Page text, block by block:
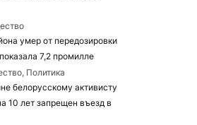
умер от передозировки
7,2 промилле
Политика
белорусскому активисту
10 лет запрещен въезд в